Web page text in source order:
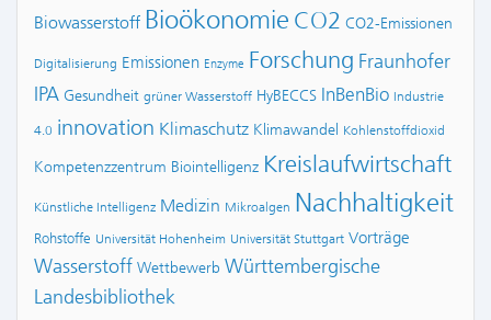
Biowasserstoff Bioökonomie CO2 CO2-Emissionen
Digitalisierung Emissionen Enzyme Forschung Fraunhofer
IPA Gesundheit grüner Wasserstoff HyBECCS InBenBio Industrie
4.0 innovation Klimaschutz Klimawandel Kohlenstoffdioxid
Kompetenzzentrum Biointelligenz Kreislaufwirtschaft
Künstliche Intelligenz Medizin Mikroalgen Nachhaltigkeit
Rohstoffe Universität Hohenheim Universität Stuttgart Vorträge
Wasserstoff Wettbewerb Württembergische
Landesbibliothek